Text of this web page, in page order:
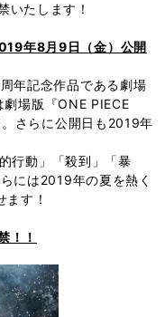
いたします！
年8月9日（金）公開
年記念作品である劇場
場版『ONE PIECE
さらに公開日も2019年
行動」「殺到」「暴
には2019年の夏を熱く
ます！
！！